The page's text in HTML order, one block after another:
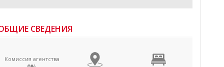
СВЕДЕНИЯ
Комиссия агентства